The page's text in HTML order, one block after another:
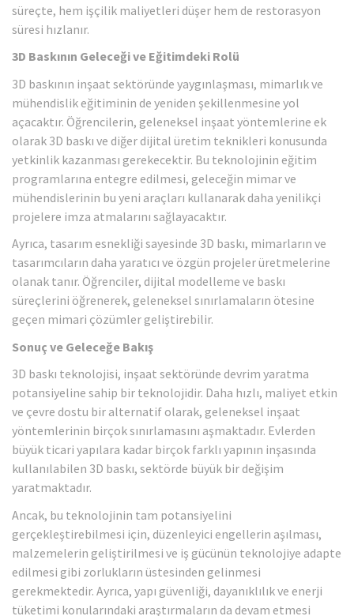
süreçte, hem işçilik maliyetleri düşer hem de restorasyon
süresi hızlanır.
3D Baskının Geleceği ve Eğitimdeki Rolü
3D baskının inşaat sektöründe yaygınlaşması, mimarlık ve
mühendislik eğitiminin de yeniden şekillenmesine yol
açacaktır. Öğrencilerin, geleneksel inşaat yöntemlerine ek
olarak 3D baskı ve diğer dijital üretim teknikleri konusunda
yetkinlik kazanması gerekecektir. Bu teknolojinin eğitim
programlarına entegre edilmesi, geleceğin mimar ve
mühendislerinin bu yeni araçları kullanarak daha yenilikçi
projelere imza atmalarını sağlayacaktır.
Ayrıca, tasarım esnekliği sayesinde 3D baskı, mimarların ve
tasarımcıların daha yaratıcı ve özgün projeler üretmelerine
olanak tanır. Öğrenciler, dijital modelleme ve baskı
süreçlerini öğrenerek, geleneksel sınırlamaların ötesine
geçen mimari çözümler geliştirebilir.
Sonuç ve Geleceğe Bakış
3D baskı teknolojisi, inşaat sektöründe devrim yaratma
potansiyeline sahip bir teknolojidir. Daha hızlı, maliyet etkin
ve çevre dostu bir alternatif olarak, geleneksel inşaat
yöntemlerinin birçok sınırlamasını aşmaktadır. Evlerden
büyük ticari yapılara kadar birçok farklı yapının inşasında
kullanılabilen 3D baskı, sektörde büyük bir değişim
yaratmaktadır.
Ancak, bu teknolojinin tam potansiyelini
gerçekleştirebilmesi için, düzenleyici engellerin aşılması,
malzemelerin geliştirilmesi ve iş gücünün teknolojiye adapte
edilmesi gibi zorlukların üstesinden gelinmesi
gerekmektedir. Ayrıca, yapı güvenliği, dayanıklılık ve enerji
tüketimi konularındaki araştırmaların da devam etmesi